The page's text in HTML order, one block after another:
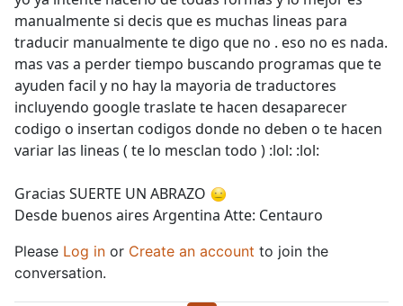
manualmente si decis que es muchas lineas para
traducir manualmente te digo que no . eso no es nada.
mas vas a perder tiempo buscando programas que te
ayuden facil y no hay la mayoria de traductores
incluyendo google traslate te hacen desaparecer
codigo o insertan codigos donde no deben o te hacen
variar las lineas ( te lo mesclan todo ) :lol: :lol:
Gracias SUERTE UN ABRAZO
Desde buenos aires Argentina Atte: Centauro
Please Log in or Create an account to join the
conversation.